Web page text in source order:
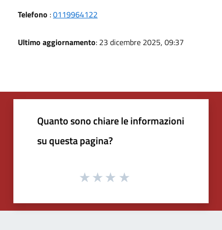
Telefono :0119964122
Ultimo aggiornamento: 23 dicembre 2025, 09:37
Quanto sono chiare le informazioni
su questa pagina?